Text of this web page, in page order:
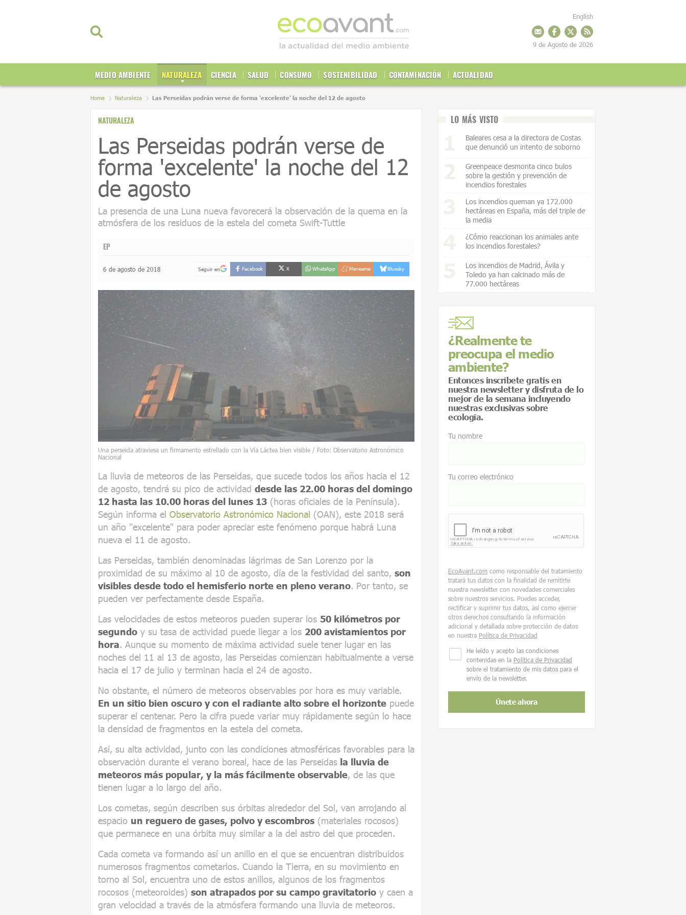
MEDIO AMBIENTE NATURALEZA CIENCIA SALUD CONSUMO SOSTENIBILIDAD CONTAMINACIÓN ACTUALIDAD
English
9 de Agosto de 2026
Home Naturaleza Las Perseidas podrán verse de forma 'excelente' la noche del 12 de agosto
NATURALEZA
Las Perseidas podrán verse de
forma 'excelente' la noche del 12
de agosto
La presencia de una Luna nueva favorecerá la observación de la quema en la
atmósfera de los residuos de la estela del cometa Swift-Tuttle
EP
6 de agosto de 2018 Seguir en Facebook X WhatsApp Meneame Bluesky
Una perseida atraviesa un firmamento estrellado con la Vía Láctea bien visible / Foto: Observatorio Astronómico
Nacional
La lluvia de meteoros de las Perseidas, que sucede todos los años hacia el 12
de agosto, tendrá su pico de actividad desde las 22.00 horas del domingo
12 hasta las 10.00 horas del lunes 13 (horas oficiales de la Península).
Según informa el Observatorio Astronómico Nacional (OAN), este 2018 será
un año "excelente" para poder apreciar este fenómeno porque habrá Luna
nueva el 11 de agosto.
Las Perseidas, también denominadas lágrimas de San Lorenzo por la
proximidad de su máximo al 10 de agosto, día de la festividad del santo, son
visibles desde todo el hemisferio norte en pleno verano. Por tanto, se
pueden ver perfectamente desde España.
Las velocidades de estos meteoros pueden superar los 50 kilómetros por
segundo y su tasa de actividad puede llegar a los 200 avistamientos por
hora. Aunque su momento de máxima actividad suele tener lugar en las
noches del 11 al 13 de agosto, las Perseidas comienzan habitualmente a verse
hacia el 17 de julio y terminan hacia el 24 de agosto.
No obstante, el número de meteoros observables por hora es muy variable.
En un sitio bien oscuro y con el radiante alto sobre el horizonte puede
superar el centenar. Pero la cifra puede variar muy rápidamente según lo hace
la densidad de fragmentos en la estela del cometa.
Así, su alta actividad, junto con las condiciones atmosféricas favorables para la
observación durante el verano boreal, hace de las Perseidas la lluvia de
meteoros más popular, y la más fácilmente observable, de las que
tienen lugar a lo largo del año.
Los cometas, según describen sus órbitas alrededor del Sol, van arrojando al
espacio un reguero de gases, polvo y escombros (materiales rocosos)
que permanece en una órbita muy similar a la del astro del que proceden.
Cada cometa va formando así un anillo en el que se encuentran distribuidos
numerosos fragmentos cometarios. Cuando la Tierra, en su movimiento en
torno al Sol, encuentra uno de estos anillos, algunos de los fragmentos
rocosos (meteoroides) son atrapados por su campo gravitatorio y caen a
gran velocidad a través de la atmósfera formando una lluvia de meteoros.
LO MÁS VISTO
Baleares cesa a la directora de Costas
que denunció un intento de soborno
Greenpeace desmonta cinco bulos
sobre la gestión y prevención de
incendios forestales
Los incendios queman ya 172.000
hectáreas en España, más del triple de
la media
¿Cómo reaccionan los animales ante
los incendios forestales?
Los incendios de Madrid, Ávila y
Toledo ya han calcinado más de
77.000 hectáreas
¿Realmente te
preocupa el medio
ambiente?
Entonces inscríbete gratis en
nuestra newsletter y disfruta de lo
mejor de la semana incluyendo
nuestras exclusivas sobre
ecología.
Tu nombre
Tu correo electrónico
EcoAvant.com como responsable del tratamiento
tratará tus datos con la finalidad de remitirte
nuestra newsletter con novedades comerciales
sobre nuestros servicios. Puedes acceder,
rectificar y suprimir tus datos, así como ejercer
otros derechos consultando la información
adicional y detallada sobre protección de datos
en nuestra Política de Privacidad
He leído y acepto las condiciones
contenidas en la Política de Privacidad
sobre el tratamiento de mis datos para el
envío de la newsletter.